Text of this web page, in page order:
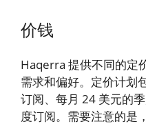
价钱
Haqerra 提供不同的定
需求和偏好。定价计划
订阅、每月 24 美元的
度订阅。需要注意的是